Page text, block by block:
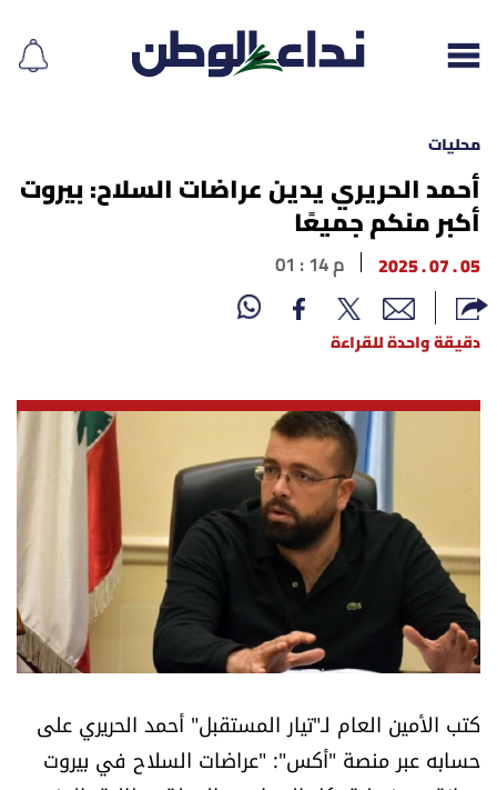
إقرأ الجريدة
لبنان
الغلاف
نداء اليوم
متفرقات
نداء القرّاء
كتّابنا
محليات
أحمد الحريري يدين عراضات السلاح: بيروت
أكبر منكم جميعًا
05 . 07 . 2025 01 : 14 م
دقيقة واحدة للقراءة
كتب الأمين العام لـ"تيار المستقبل" أحمد الحريري على
حسابه عبر منصة "أكس": "عراضات السلاح في بيروت